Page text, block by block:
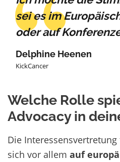
sei es im
oder auf
Delphine Heenen
KickCancer
Welche Rolle
Advocacy in
Die
sich vor allem auf